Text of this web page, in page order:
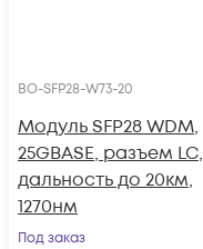
BO-SFP28-W73-20
Модуль SFP28 WDM,
25GBASE, разъем LC,
дальность до 20км,
1270нм
Под заказ